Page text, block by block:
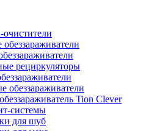
очистители
рециркуляторы
обеззараживатели
Tion Clever
системы
для шуб